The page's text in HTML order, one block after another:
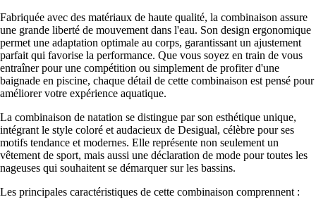
Fabriquée avec des matériaux de haute qualité, la combinaison assure
une grande liberté de mouvement dans l'eau. Son design ergonomique
permet une adaptation optimale au corps, garantissant un ajustement
parfait qui favorise la performance. Que vous soyez en train de vous
entraîner pour une compétition ou simplement de profiter d'une
baignade en piscine, chaque détail de cette combinaison est pensé pour
améliorer votre expérience aquatique.
La combinaison de natation se distingue par son esthétique unique,
intégrant le style coloré et audacieux de Desigual, célèbre pour ses
motifs tendance et modernes. Elle représente non seulement un
vêtement de sport, mais aussi une déclaration de mode pour toutes les
nageuses qui souhaitent se démarquer sur les bassins.
Les principales caractéristiques de cette combinaison comprennent :